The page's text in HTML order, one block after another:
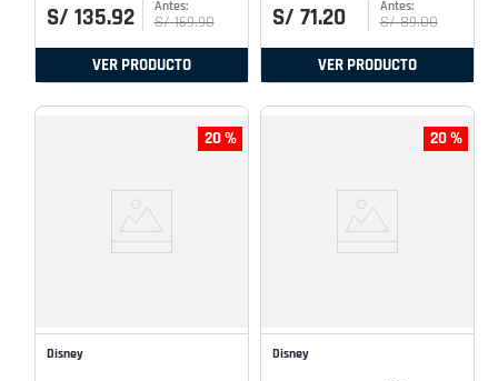
S/ 135.92 S/ 169.90
VER PRODUCTO
S/ 71.20 S/ 89.00
VER PRODUCTO
20 %
Disney
20 %
Disney